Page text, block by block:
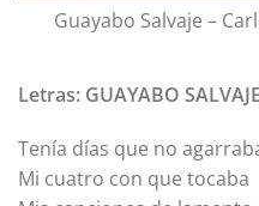
Guayabo Salvaje –
Letras: GUAYABO SALVAJE
Tenía días que no
Mi cuatro con que tocaba